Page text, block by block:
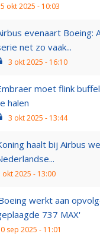
okt 2025 - 10:03
evenaart Boeing:
net zo vaak...
3 okt 2025 - 16:10
moet flink
halen
3 okt 2025 - 13:44
haalt bij Airbus
okt 2025 - 13:00
werkt aan
737 MAX'
sep 2025 - 11:01